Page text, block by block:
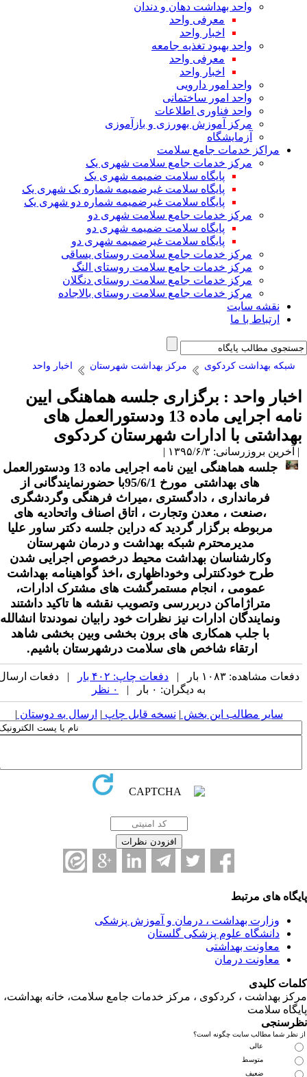
واحد بهداشت دهان و دندان
معرفی واحد
اخبار واحد
واحد بهبود تغذیه جامعه
معرفی واحد
اخبار واحد
واحد امور دارویی
واحد امور ساختمانی
واحد فناوری اطلاعات
مرکز آموزش بهورزی و بازآموزی
آزمایشگاه
مراکز خدمات جامع سلامت
مرکز خدمات جامع سلامت شهری یک
پایگاه سلامت ضمیمه شهری یک
پایگاه سلامت غیرضمیمه شماره یک شهری یک
پایگاه سلامت غیرضمیمه شماره دو شهری یک
مرکز خدمات جامع سلامت شهری دو
پایگاه سلامت ضمیمه شهری دو
پایگاه سلامت غیرضمیمه شهری دو
مرکز خدمات جامع سلامت روستای یساقی
مرکز خدمات جامع سلامت روستای النگ
مرکز خدمات جامع سلامت روستای دنگلان
مرکز خدمات جامع سلامت روستای بالاجاده
نقشه سایت
ارتباط با ما
شبکه بهداشت کردکوی مرکز بهداشت شهرستان اخبار واحد
واحد : برگزاری جلسه هماهنگی ایین
نامه اجرایی ماده 13 ودستورالعمل های
با ادارات شهرستان کردکوی
بروزرسانی: ۱۳۹۵/۶/۳ |
جلسه
هماهنگی ایین نامه اجرایی ماده 13 ودستورالعمل
های بهداشتی مورخ 95/6/1با حضورنمایندگانی از
فرمانداری ، دادگستری ،میراث فرهنگی وگردشگری
،صنعت ، معدن وتجارت ، اتاق اصناف واتحادیه های
مربوطه برگزار گردید که دراین جلسه دکتر ساور علیا
مدیرمحترم شبکه بهداشت و درمان شهرستان
وکارشناسان بهداشت محیط درخصوص اجرایی شدن
طرح خودکنترلی وخوداظهاری ،اخذ گواهینامه بهداشت
عمومی ، انجام مستمرگشت های مشترک ادارات،
متراژاماکن دربررسی وتصویب نقشه ها تاکید داشتند
ونمایندگان ادارات نیز نظرات خود رابیان نمودندتا انشالله
با جلب همکاری های برون بخشی وبین بخشی شاهد
ارتقاء شاخص های سلامت درشهرستان باشیم.
دفعات مشاهده: ۱۰۸۳ بار | دفعات چاپ: ۴۰۲ بار
| دفعات ارسال
به دیگران: ۰ بار |
سایر مطالب این بخش | نسخه قابل چاپ| ارسال به دوستان|
های مرتبط
وزارت بهداشت ، درمان و آموزش پزشکی
دانشگاه علوم پزشکی گلستان
معاونت بهداشتی
معاونت درمان
کلیدی
بهداشت ، کردکوی ، مرکز خدمات جامع سلامت، خانه بهداشت،
سلامت
نظر شما مطالب سایت چگونه است؟
عالی
متوسط
ضعیف